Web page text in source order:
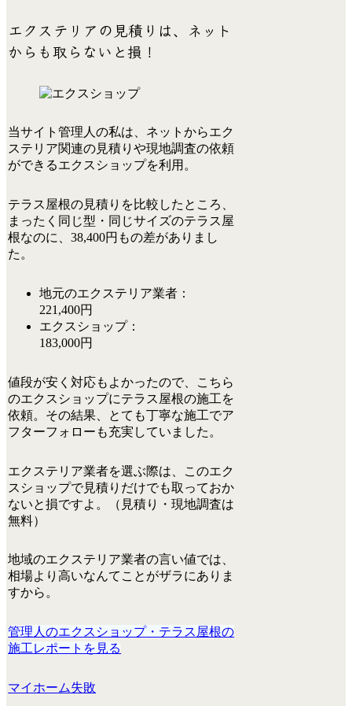
エクステリアの見積りは、ネット
からも取らないと損！
当サイト管理人の私は、ネットからエク
ステリア関連の見積りや現地調査の依頼
ができるエクスショップを利用。
テラス屋根の見積りを比較したところ、
まったく同じ型・同じサイズのテラス屋
根なのに、38,400円もの差がありまし
た。
地元のエクステリア業者：
221,400円
エクスショップ：
183,000円
値段が安く対応もよかったので、こちら
のエクスショップにテラス屋根の施工を
依頼。その結果、とても丁寧な施工でア
フターフォローも充実していました。
エクステリア業者を選ぶ際は、このエク
スショップで見積りだけでも取っておか
ないと損ですよ。（ 見積り・現地調査は
無料）
地域のエクステリア業者の言い値では、
相場より高いなんてことがザラにありま
すから。
管理人のエクスショップ・テラス屋根の
施工レポートを見る
マイホーム失敗